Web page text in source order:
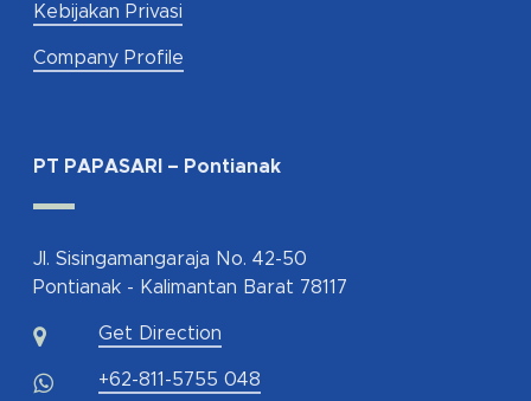
Kebijakan Privasi
Company Profile
PT PAPASARI – Pontianak
Jl. Sisingamangaraja No. 42-50
Pontianak - Kalimantan Barat 78117
Get Direction
+62-811-5755 048